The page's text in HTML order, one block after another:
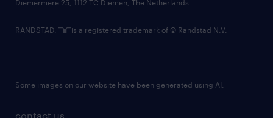
contact us
Diemermere 25, 1112 TC Diemen, The Netherlands.
RANDSTAD, is a registered trademark of © Randstad N.V.
Some images on our website have been generated using AI.